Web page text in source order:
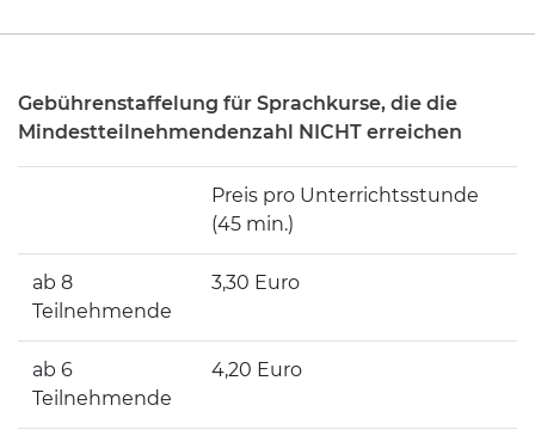
Gebührenstaffelung für Sprachkurse, die die
Mindestteilnehmendenzahl NICHT erreichen
Preis pro Unterrichtsstunde
(45 min.)
ab 8
Teilnehmende
3,30 Euro
ab 6
Teilnehmende
4,20 Euro